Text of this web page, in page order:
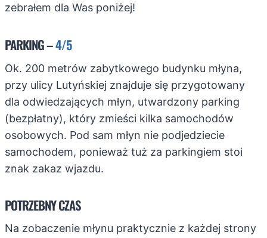
zebrałem dla Was poniżej!
PARKING –4/5
Ok. 200 metrów zabytkowego budynku młyna,
przy ulicy Lutyńskiej znajduje się przygotowany
dla odwiedzających młyn, utwardzony parking
(bezpłatny), który zmieści kilka samochodów
osobowych. Pod sam młyn nie podjedziecie
samochodem, ponieważ tuż za parkingiem stoi
znak zakaz wjazdu.
POTRZEBNY CZAS
Na zobaczenie młynu praktycznie z każdej strony